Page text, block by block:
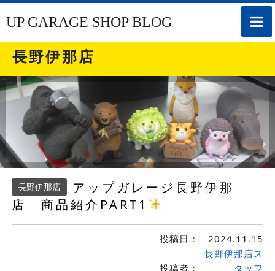
toggle
UP GARAGE SHOP BLOG
長野伊那店
長野伊那店
アップガレージ長野伊那
店 商品紹介PART1
投稿日： 2024.11.15
投稿者：
長野伊那店ス
タッフ